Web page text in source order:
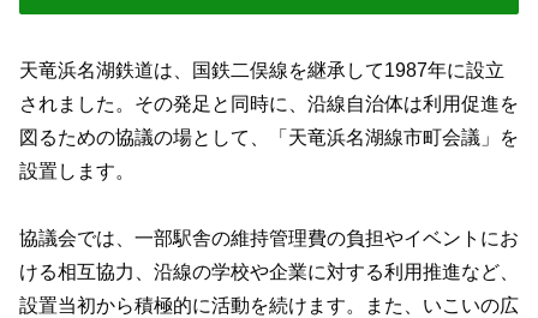
天竜浜名湖鉄道は、国鉄二俣線を継承して1987年に設立
されました。その発足と同時に、沿線自治体は利用促進を
図るための協議の場として、「天竜浜名湖線市町会議」を
設置します。
協議会では、一部駅舎の維持管理費の負担やイベントにお
ける相互協力、沿線の学校や企業に対する利用推進など、
設置当初から積極的に活動を続けます。また、いこいの広